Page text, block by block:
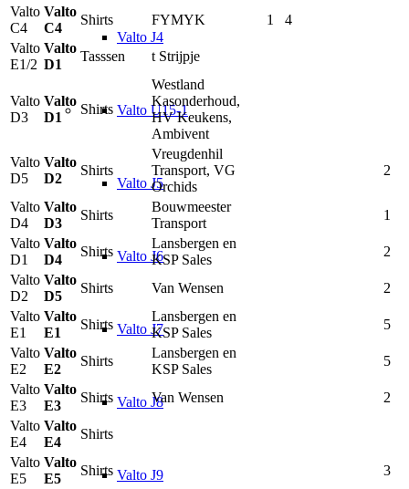
Valto J4
Valto U15-1
Valto J5
Valto J6
Valto J7
Valto J8
Valto J9
Valto
C4
Valto
C4
Shirts FYMYK 1
4
Valto
E1/2
Valto
D1
Tasssen t Strijpje
Valto
D3
Valto
D1
Shirts
Westland
Kasonderhoud,
HV Keukens,
Ambivent
Valto
D5
Valto
D2
Shirts
Vreugdenhil
Transport, VG
Orchids
2
Valto
D4
Valto
D3
Shirts
Bouwmeester
Transport
1
Valto
D1
Valto
D4
Shirts
Lansbergen en
KSP Sales
2
Valto
D2
Valto
D5
Shirts Van Wensen
2
Valto
E1
Valto
E1
Shirts
Lansbergen en
KSP Sales
5
Valto
E2
Valto
E2
Shirts
Lansbergen en
KSP Sales
5
Valto
E3
Valto
E3
Shirts Van Wensen
2
Valto
E4
Valto
E4
Shirts
Valto
E5
Valto
E5
Shirts 3